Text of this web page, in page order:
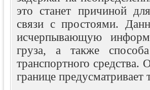
это станет причиной
связи с простоями.
исчерпывающую
груза, а также
транспортного
границе предусматривает